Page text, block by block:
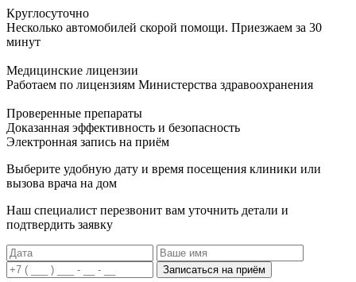
Круглосуточно
Несколько автомобилей скорой помощи. Приезжаем за 30
минут
Медицинские лицензии
Работаем по лицензиям Министерства здравоохранения
Проверенные препараты
Доказанная эффективность и безопасность
Электронная запись на приём
Выберите удобную дату и время посещения клиники или
вызова врача на дом
Наш специалист перезвонит вам уточнить детали и
подтвердить заявку
Записаться на приём